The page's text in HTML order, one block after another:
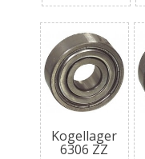
Kogellager
6306 ZZ